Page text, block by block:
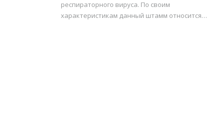
респираторного вируса. По своим
характеристикам данный штамм относится…